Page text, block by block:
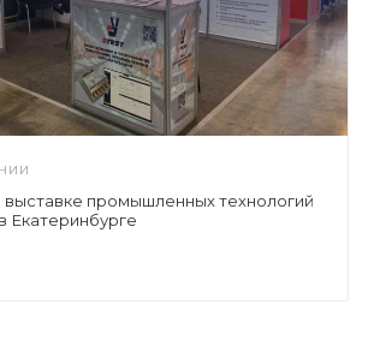
выставке промышленных технологий